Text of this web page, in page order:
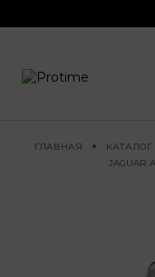
ГЛАВНАЯ КАТАЛОГ
JAGUAR